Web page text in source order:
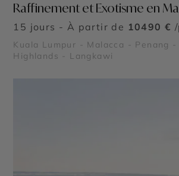
Raffinement et Exotisme en
15 jours - À partir de 10490 €
Kuala Lumpur - Malacca - Penang
Highlands - Langkawi